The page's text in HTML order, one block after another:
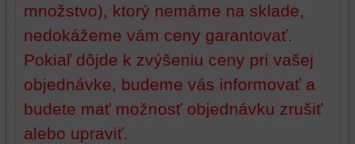
množstvo), ktorý nemáme na sklade,
nedokážeme vám ceny garantovať.
Pokiaľ dôjde k zvýšeniu ceny pri vašej
objednávke, budeme vás informovať a
budete mať možnosť objednávku zrušiť
alebo upraviť.
dosiahnutie
základnej
platformy,
zážitku
prehliadania
a
ktoré
zlepšujú
zážitok
z
prehliadania,
ukladať
niektoré